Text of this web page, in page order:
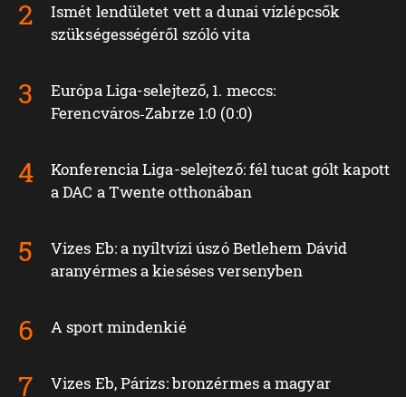
Ismét lendületet vett a dunai vízlépcsők
szükségességéről szóló vita
Európa Liga-selejtező, 1. meccs:
Ferencváros‑Zabrze 1:0 (0:0)
Konferencia Liga-selejtező: fél tucat gólt kapott
a DAC a Twente otthonában
Vizes Eb: a nyíltvízi úszó Betlehem Dávid
aranyérmes a kieséses versenyben
A sport mindenkié
Vizes Eb, Párizs: bronzérmes a magyar